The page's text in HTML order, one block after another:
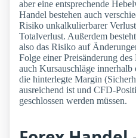
aber eine entsprechende
Handel bestehen auch
Risiko unkalkulierbarer
Totalverlust. Außerdem
also das Risiko auf
Folge einer Preisänderung
auch Kursauschläge innerhalb
die hinterlegte Margin
ausreichend ist und CFD-
geschlossen werden müssen.